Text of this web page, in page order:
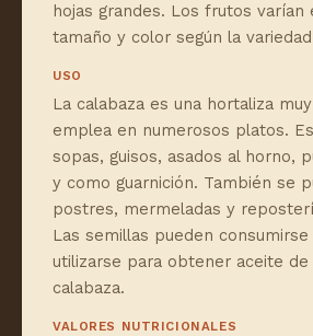
hojas grandes. Los frutos varían
tamaño y color según la
USO
La calabaza es una hortaliza
emplea en numerosos platos.
sopas, guisos, asados al horno,
y como guarnición. También se
postres, mermeladas y
Las semillas pueden
utilizarse para obtener aceite de
calabaza.
VALORES NUTRICIONALES